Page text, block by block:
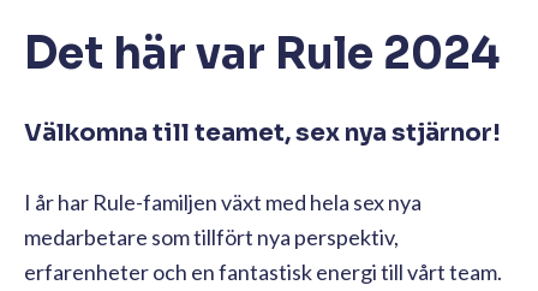
Det här var Rule 2024
Välkomna till teamet, sex nya stjärnor!
I år har Rule-familjen växt med hela sex nya
medarbetare som tillfört nya perspektiv,
erfarenheter och en fantastisk energi till vårt team.